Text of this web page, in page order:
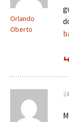
Orlando
Oberto